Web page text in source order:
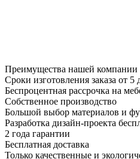
Преимущества нашей компании
Сроки изготовления заказа от 5
Беспроцентная рассрочка на
Собственное производство
Большой выбор материалов и
Разработка дизайн-проекта
2 года гарантии
Бесплатная доставка
Только качественные и